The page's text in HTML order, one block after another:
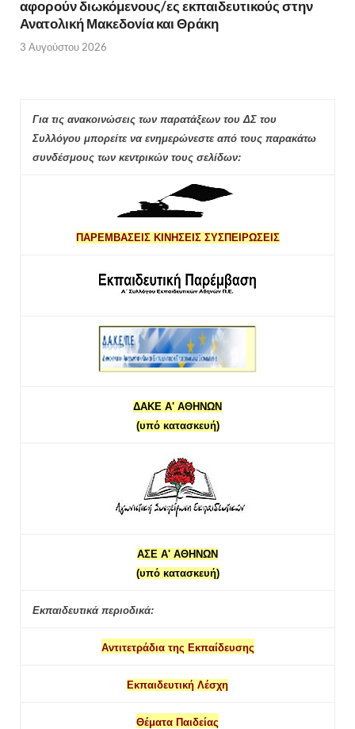
αφορούν διωκόμενους/ες εκπαιδευτικούς στην
Ανατολική Μακεδονία και Θράκη
3 Αυγούστου 2026
Για τις ανακοινώσεις των παρατάξεων του ΔΣ του
Συλλόγου μπορείτε να ενημερώνεστε από τους παρακάτω
συνδέσμους των κεντρικών τους σελίδων:
ΠΑΡΕΜΒΑΣΕΙΣ ΚΙΝΗΣΕΙΣ ΣΥΣΠΕΙΡΩΣΕΙΣ
ΔΑΚΕ Α' ΑΘΗΝΩΝ
(υπό κατασκευή)
ΑΣΕ Α' ΑΘΗΝΩΝ
(υπό κατασκευή)
Εκπαιδευτικά περιοδικά:
Αντιτετράδια της Εκπαίδευσης
Εκπαιδευτική Λέσχη
Θέματα Παιδείας